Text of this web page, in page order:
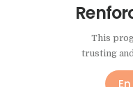
This
trusting